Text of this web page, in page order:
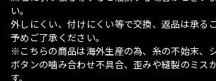
い。
外しにくい、付けにくい等で交換、返品は承る
予めご了承ください。
※こちらの商品は海外生産の為、糸の不始末、
ボタンの噛み合わせ不具合、歪みや縫製のミス
す。